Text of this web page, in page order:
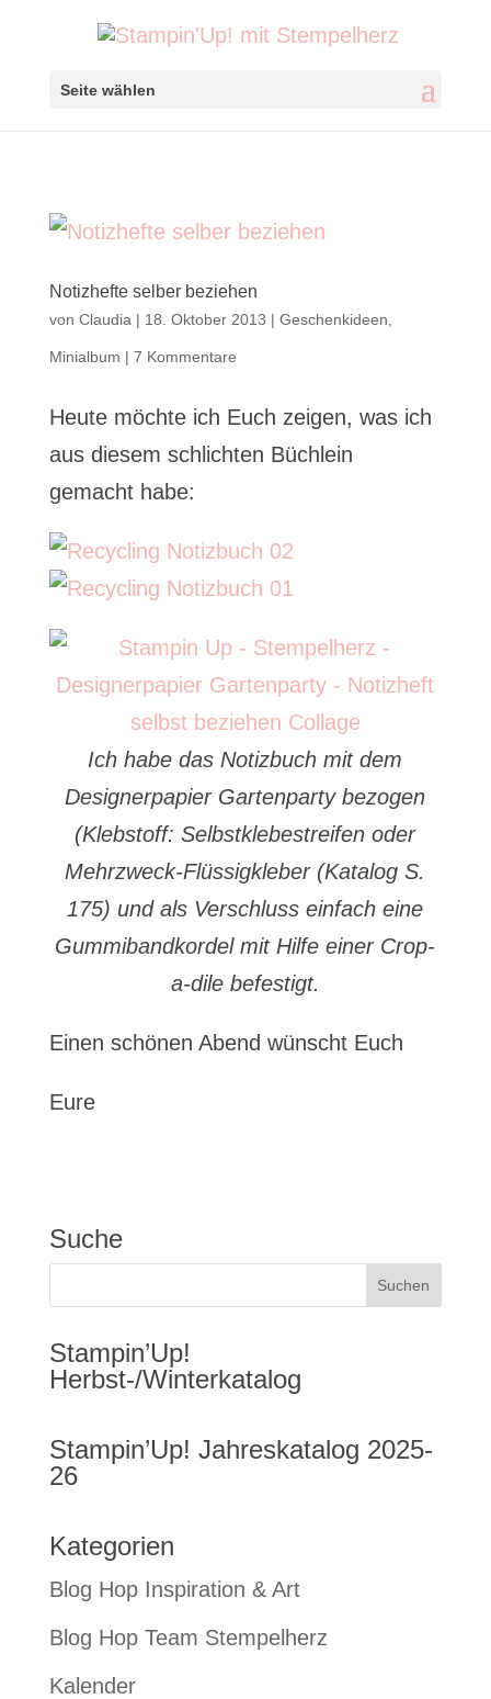
Seite wählen
Notizhefte selber beziehen
von Claudia | 18. Oktober 2013 | Geschenkideen
Minialbum | 7 Kommentare
Heute möchte ich Euch zeigen, was ich
aus diesem schlichten Büchlein
gemacht habe:
Ich habe das Notizbuch mit dem
Designerpapier Gartenparty bezogen
(Klebstoff: Selbstklebestreifen oder
Mehrzweck-Flüssigkleber (Katalog S.
175) und als Verschluss einfach eine
Gummibandkordel mit Hilfe einer Crop-
a-dile befestigt.
Einen schönen Abend wünscht Euch
Eure
Suche
Stampin’Up!
Herbst-/Winterkatalog
Stampin’Up! Jahreskatalog 2025-
26
Kategorien
Blog Hop Inspiration & Art
Blog Hop Team Stempelherz
Kalender